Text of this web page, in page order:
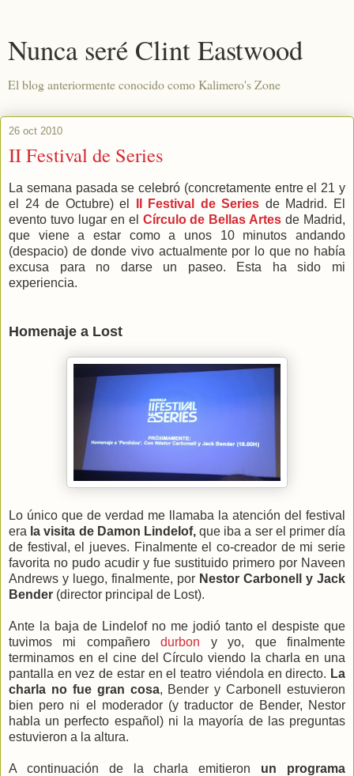
Nunca seré Clint Eastwood
El blog anteriormente conocido como Kalimero's Zone
26 oct 2010
II Festival de Series
La semana pasada se celebró (concretamente entre el 21 y
el 24 de Octubre) el
II Festival de Series de Madrid. El
evento tuvo lugar en el Círculo de Bellas Artes de Madrid,
que viene a estar como a unos 10 minutos andando
(despacio) de donde vivo actualmente por lo que no había
excusa para no darse un paseo. Esta ha sido mi
experiencia.
Homenaje a Lost
Lo único que de verdad me llamaba la atención del festival
era la visita de Damon Lindelof,que iba a ser el primer día
de festival, el jueves. Finalmente el co-creador de mi serie
favorita no pudo acudir y fue sustituido primero por Naveen
Andrews y luego, finalmente, por Nestor Carbonell y Jack
Bender (director principal de Lost).
Ante la baja de Lindelof no me jodió tanto el despiste que
tuvimos mi compañerodurbon y yo, que finalmente
terminamos en el cine del Círculo viendo la charla en una
pantalla en vez de estar en el teatro viéndola en directo. La
charla no fue gran cosa, Bender y Carbonell estuvieron
bien pero ni el moderador (y traductor de Bender, Nestor
habla un perfecto español) ni la mayoría de las preguntas
estuvieron a la altura.
A continuación de la charla emitieron un programa